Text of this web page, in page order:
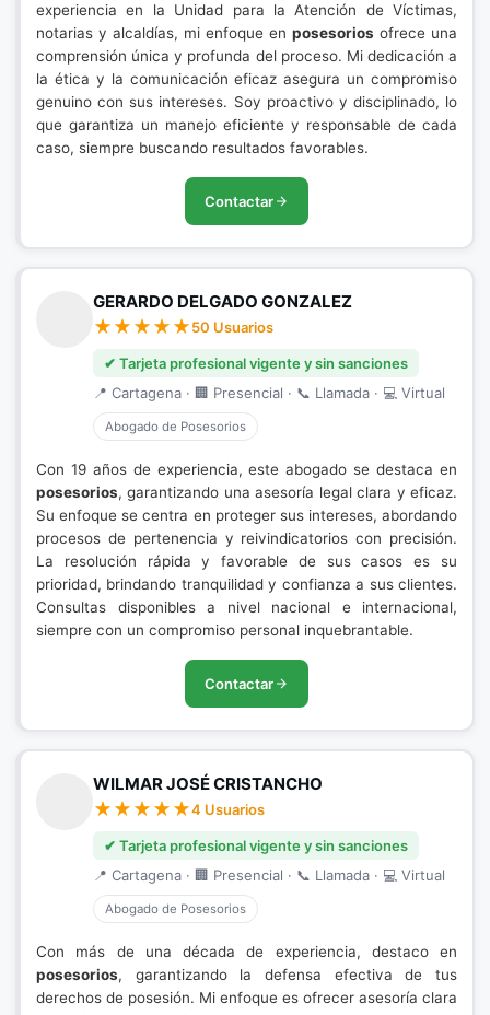
experiencia en la Unidad para la Atención de Víctimas,
notarias y alcaldías, mi enfoque en posesorios ofrece una
comprensión única y profunda del proceso. Mi dedicación a
la ética y la comunicación eficaz asegura un compromiso
genuino con sus intereses. Soy proactivo y disciplinado, lo
que garantiza un manejo eficiente y responsable de cada
caso, siempre buscando resultados favorables.
Contactar
GERARDO DELGADO GONZALEZ
50 Usuarios
✔ Tarjeta profesional vigente y sin sanciones
📍 Cartagena · 🏢 Presencial · 📞 Llamada · 💻 Virtual
Abogado de Posesorios
Con 19 años de experiencia, este abogado se destaca en
posesorios, garantizando una asesoría legal clara y eficaz.
Su enfoque se centra en proteger sus intereses, abordando
procesos de pertenencia y reivindicatorios con precisión.
La resolución rápida y favorable de sus casos es su
prioridad, brindando tranquilidad y confianza a sus clientes.
Consultas disponibles a nivel nacional e internacional,
siempre con un compromiso personal inquebrantable.
Contactar
WILMAR JOSÉ CRISTANCHO
4 Usuarios
✔ Tarjeta profesional vigente y sin sanciones
📍 Cartagena · 🏢 Presencial · 📞 Llamada · 💻 Virtual
Abogado de Posesorios
Con más de una década de experiencia, destaco en
posesorios, garantizando la defensa efectiva de tus
derechos de posesión. Mi enfoque es ofrecer asesoría clara